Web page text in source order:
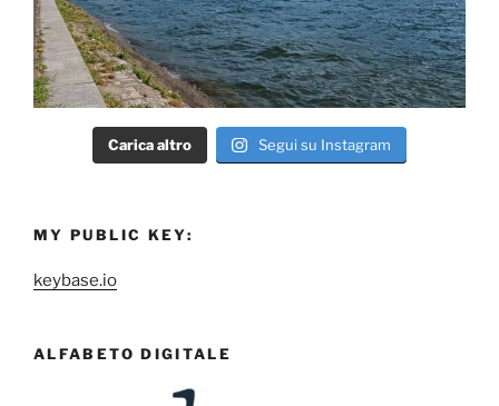
Carica altro Segui su Instagram
MY PUBLIC KEY:
keybase.io
ALFABETO DIGITALE